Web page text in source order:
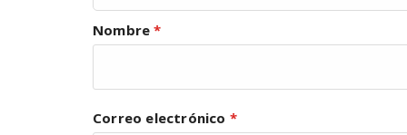
Nombre*
Correo electrónico *